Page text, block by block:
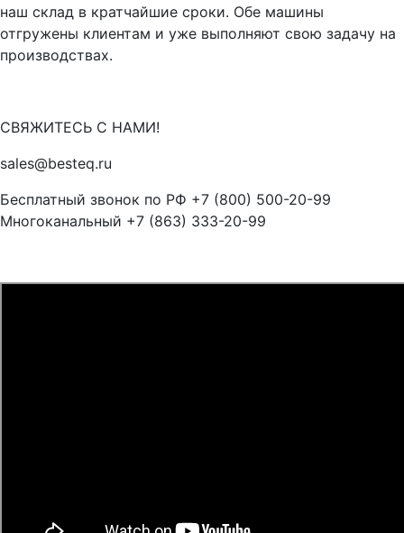
наш склад в кратчайшие сроки. Обе машины
отгружены клиентам и уже выполняют свою задачу на
производствах.
СВЯЖИТЕСЬ С НАМИ!
sales@besteq.ru
Бесплатный звонок по РФ +7 (800) 500-20-99
Многоканальный +7 (863) 333-20-99